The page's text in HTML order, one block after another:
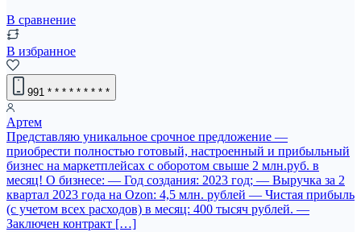
В сравнение
В избранное
991 * * * * * * * * *
Артем
Представляю уникальное срочное предложение —
приобрести полностью готовый, настроенный и прибыльный
бизнес на маркетплейсах с оборотом свыше 2 млн.руб. в
месяц! О бизнесе: — Год создания: 2023 год; — Выручка за 2
квартал 2023 года на Ozon: 4,5 млн. рублей — Чистая прибыль
(с учетом всех расходов) в месяц: 400 тысяч рублей. —
Заключен контракт […]